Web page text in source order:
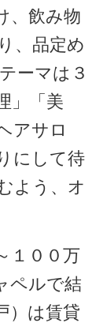
、飲み物
、品定め
ーマは３
」「美
アサロ
にして待
よう、オ
１００万
ペルで結
）は賃貸